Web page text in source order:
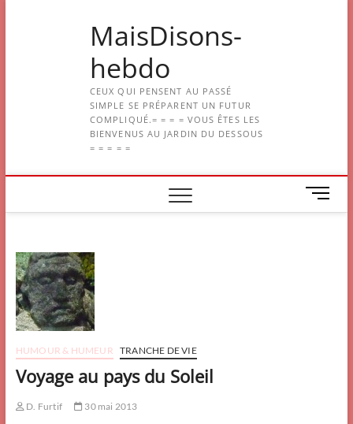
MaisDisons-
hebdo
CEUX QUI PENSENT AU PASSÉ
SIMPLE SE PRÉPARENT UN FUTUR
COMPLIQUÉ.= = = = VOUS ÊTES LES
BIENVENUS AU JARDIN DU DESSOUS
= = = = =
M
e
HUMOUR & HUMEUR TRANCHE DE VIE
Voyage au pays du Soleil
D. Furtif 30 mai 2013